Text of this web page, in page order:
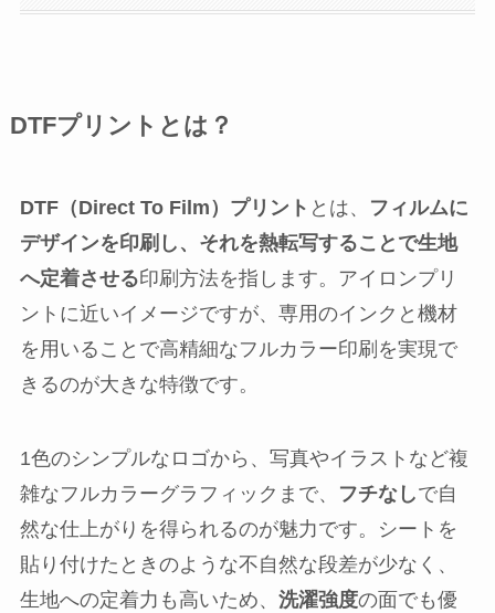
DTFプリントとは？
DTF（Direct To Film）プリント とは、
フィルムに
デザインを印刷し、それを熱転写することで生地
へ定着させる印刷方法を指します。アイロンプリ
ントに近いイメージですが、専用のインクと機材
を用いることで高精細なフルカラー印刷を実現で
きるのが大きな特徴です。
1色のシンプルなロゴから、写真やイラストなど複
雑なフルカラーグラフィックまで、
フチなしで自
然な仕上がりを得られるのが魅力です。シートを
貼り付けたときのような不自然な段差が少なく、
生地への定着力も高いため、 洗濯強度の面でも優